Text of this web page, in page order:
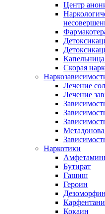
Центр
Капельница
Скорая
Лечение
Лечение
Наркотики
Бутират
Гашиш
Героин
Дезоморфин
Кокаин